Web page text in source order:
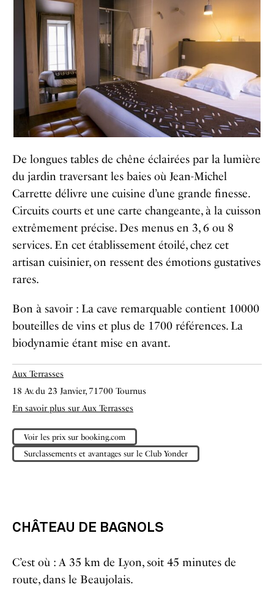
De longues tables de chêne éclairées par la lumière
du jardin traversant les baies où Jean-Michel
Carrette délivre une cuisine d’une grande finesse.
Circuits courts et une carte changeante, à la cuisson
extrêmement précise. Des menus en 3, 6 ou 8
services. En cet établissement étoilé, chez cet
artisan cuisinier, on ressent des émotions gustatives
rares.
Bon à savoir : La cave remarquable contient 10000
bouteilles de vins et plus de 1700 références. La
biodynamie étant mise en avant.
Aux Terrasses
18 Av. du 23 Janvier, 71700 Tournus
En savoir plus sur Aux Terrasses
Voir les prix sur booking.com
Surclassements et avantages sur le Club Yonder
CHÂTEAU DE BAGNOLS
C’est où : A 35 km de Lyon, soit 45 minutes de
route, dans le Beaujolais.